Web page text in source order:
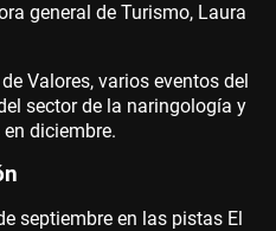
general de Turismo, Laura
Valores, varios eventos del
sector de la naringología y
diciembre.
septiembre en las pistas El